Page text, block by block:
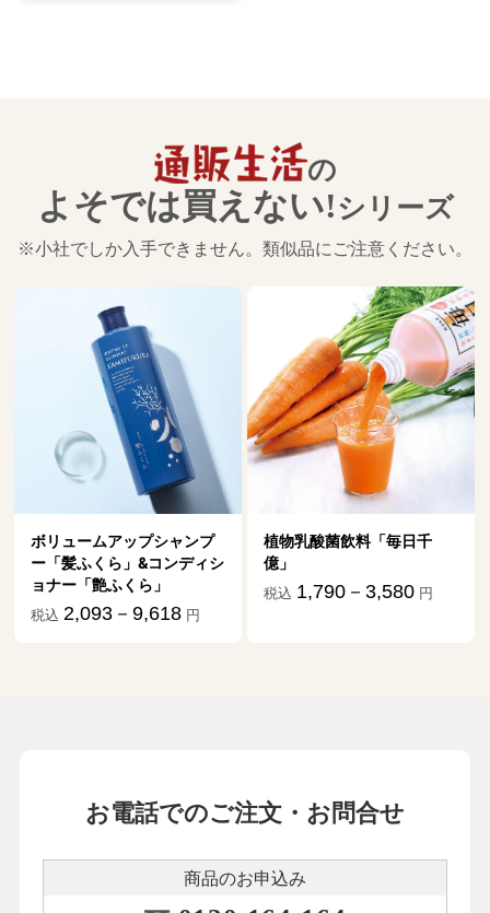
の
よそでは買えない!シリーズ
※小社でしか入手できません。類似品にご注意ください。
ボリュームアップシャンプ
ー「髪ふくら」&コンディシ
ョナー「艶ふくら」
税込 2,093－9,618 円
植物乳酸菌飲料「毎日千
億」
税込 1,790－3,580 円
お電話でのご注文・お問合せ
商品のお申込み